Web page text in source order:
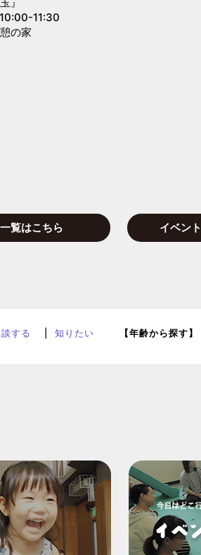
11:30
の家
覧はこちら イベン
する 知りたい 【年齢から探す】